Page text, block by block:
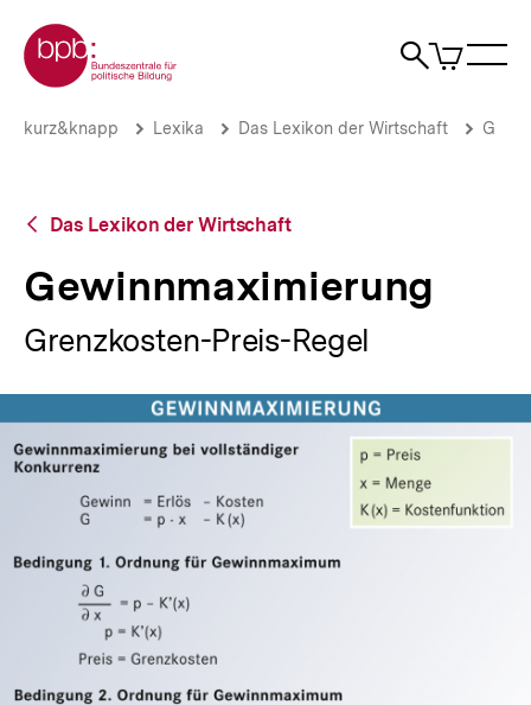
zum
Seiteninhalt
springen
Zur Startseite der bpb
Suche
Artikel
im
Gewinnmaximierung
Brotkrümelnavigation
Pfadnavigation
kurz&knapp Lexika Das Lexikon der Wirtschaft G
Zurück
Übersicht
Das Lexikon der Wirtschaft
Gewinnmaximierung
Grenzkosten-Preis-Regel